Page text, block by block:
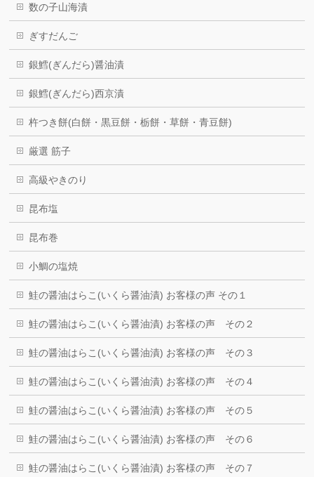
数の子山海漬
ぎすだんご
銀鱈(ぎんだら)醤油漬
銀鱈(ぎんだら)西京漬
杵つき餅(白餅・黒豆餅・栃餅・草餅・青豆餅)
厳選 筋子
高級やきのり
昆布塩
昆布巻
小鯛の塩焼
鮭の醤油はらこ(いくら醤油漬) お客様の声 その１
鮭の醤油はらこ(いくら醤油漬) お客様の声 その２
鮭の醤油はらこ(いくら醤油漬) お客様の声 その３
鮭の醤油はらこ(いくら醤油漬) お客様の声 その４
鮭の醤油はらこ(いくら醤油漬) お客様の声 その５
鮭の醤油はらこ(いくら醤油漬) お客様の声 その６
鮭の醤油はらこ(いくら醤油漬) お客様の声 その７